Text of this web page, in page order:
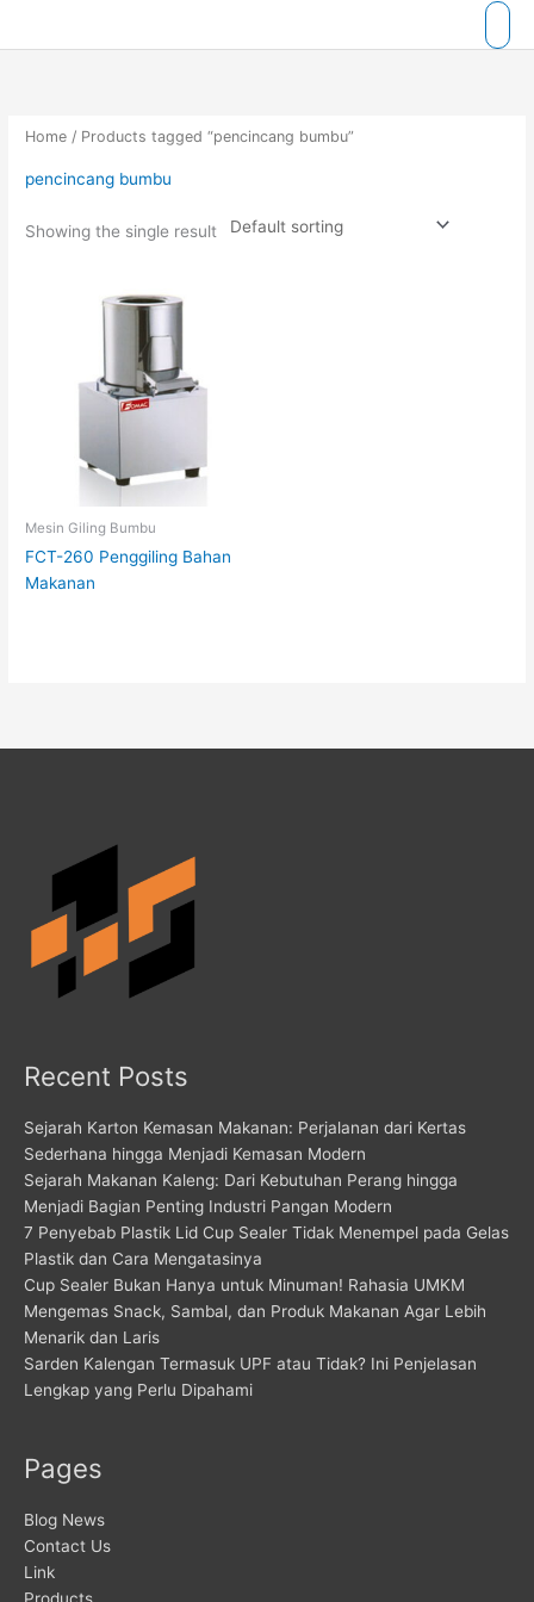
Home / Products tagged “pencincang bumbu”
pencincang bumbu
Showing the single result
Mesin Giling Bumbu
FCT-260 Penggiling Bahan
Makanan
Recent Posts
Sejarah Karton Kemasan Makanan: Perjalanan dari Kertas
Sederhana hingga Menjadi Kemasan Modern
Sejarah Makanan Kaleng: Dari Kebutuhan Perang hingga
Menjadi Bagian Penting Industri Pangan Modern
7 Penyebab Plastik Lid Cup Sealer Tidak Menempel pada Gelas
Plastik dan Cara Mengatasinya
Cup Sealer Bukan Hanya untuk Minuman! Rahasia UMKM
Mengemas Snack, Sambal, dan Produk Makanan Agar Lebih
Menarik dan Laris
Sarden Kalengan Termasuk UPF atau Tidak? Ini Penjelasan
Lengkap yang Perlu Dipahami
Pages
Blog News
Contact Us
Link
Products